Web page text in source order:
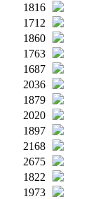
1816
1712
1860
1763
1687
2036
1879
2020
1897
2168
2675
1822
1973